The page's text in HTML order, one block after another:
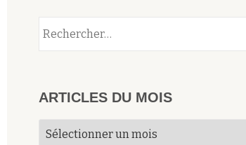
ARTICLES DU MOIS
Articles